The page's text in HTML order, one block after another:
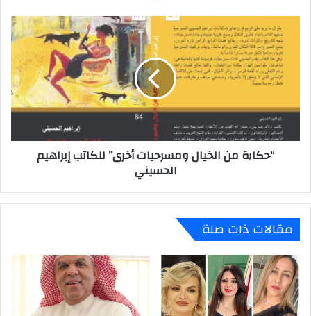
الخيال
ومسرحيات
أخرى”
إبراهيم
الحسيني
“حكاية من الخيال ومسرحيات أخرى” للكاتب إبراهيم
الحسيني
مقالات ذات صلة